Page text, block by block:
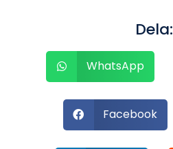
Dela:
WhatsApp
Facebook